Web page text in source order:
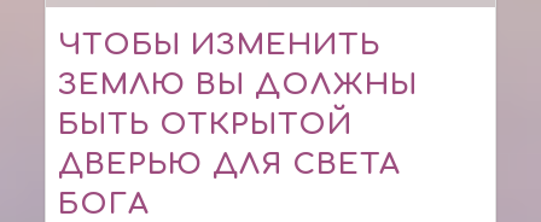
ЧТОБЫ ИЗМЕНИТЬ
ЗЕМЛЮ ВЫ ДОЛЖНЫ
БЫТЬ ОТКРЫТОЙ
ДВЕРЬЮ ДЛЯ СВЕТА
БОГА